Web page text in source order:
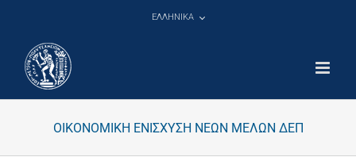
ΕΛΛΗΝΙΚΑ
ΟΙΚΟΝΟΜΙΚΗ ΕΝΙΣΧΥΣΗ ΝΕΩΝ ΜΕΛΩΝ ΔΕΠ